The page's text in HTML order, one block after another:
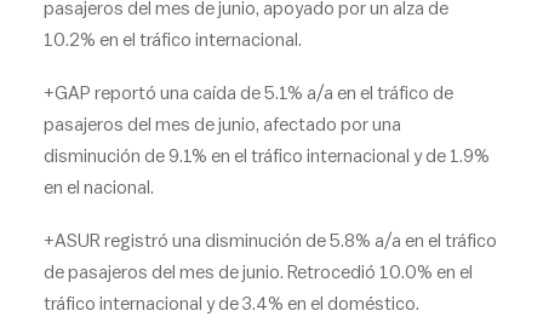
pasajeros del mes de junio, apoyado por un alza de
10.2% en el tráfico internacional.
+GAP reportó una caída de 5.1% a/a en el tráfico de
pasajeros del mes de junio, afectado por una
disminución de 9.1% en el tráfico internacional y de 1.9%
en el nacional.
+ASUR registró una disminución de 5.8% a/a en el tráfico
de pasajeros del mes de junio. Retrocedió 10.0% en el
tráfico internacional y de 3.4% en el doméstico.